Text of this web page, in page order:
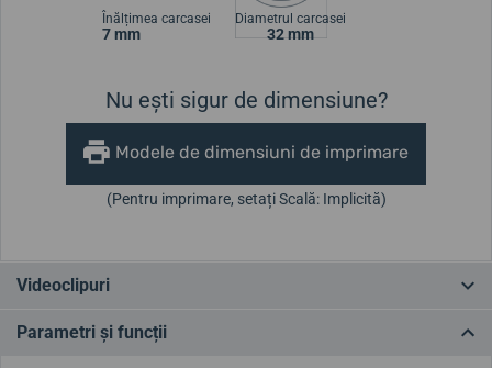
Înălțimea carcasei
7 mm
Diametrul carcasei
32 mm
Nu ești sigur de dimensiune?
Modele de dimensiuni de imprimare
(Pentru imprimare, setați Scală: Implicită)
Videoclipuri
Parametri și funcții